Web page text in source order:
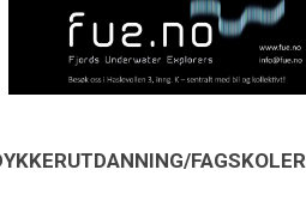
FAGSKOLER